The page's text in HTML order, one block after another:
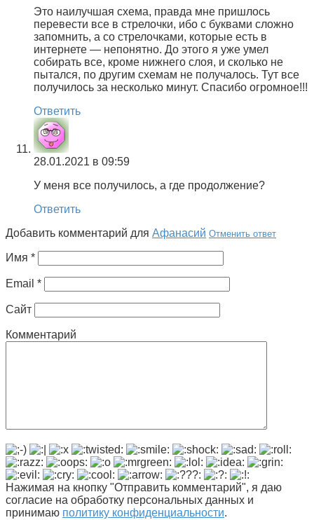
Это наилучшая схема, правда мне пришлось
перевести все в стрелочки, ибо с буквами сложно
запомнить, а со стрелочками, которые есть в
интернете — непонятно. До этого я уже умел
собирать все, кроме нижнего слоя, и сколько не
пытался, по другим схемам не получалось. Тут все
получилось за несколько минут. Спасибо огромное!!!
Ответить
28.01.2021 в 09:59
У меня все получилось, а где продолжение?
Ответить
Добавить комментарий для Афанасий Отменить ответ
Имя *
Email *
Сайт
Комментарий
Нажимая на кнопку "Отправить комментарий", я даю
согласие на обработку персональных данных и
принимаю политику конфиденциальности.